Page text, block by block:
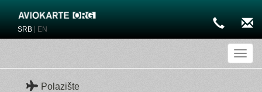
SRB EN
Polazište